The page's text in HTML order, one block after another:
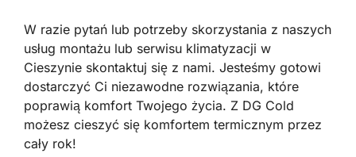
W razie pytań lub potrzeby skorzystania z naszych
usług montażu lub serwisu klimatyzacji w
Cieszynie skontaktuj się z nami. Jesteśmy gotowi
dostarczyć Ci niezawodne rozwiązania, które
poprawią komfort Twojego życia. Z DG Cold
możesz cieszyć się komfortem termicznym przez
cały rok!